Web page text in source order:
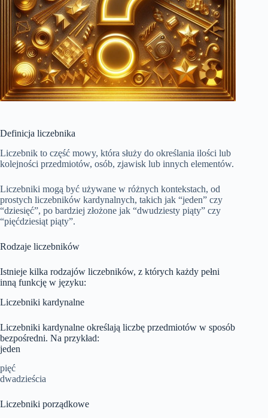
Definicja liczebnika
Liczebnik to część mowy, która służy do określania ilości lub
kolejności przedmiotów, osób, zjawisk lub innych elementów.
Liczebniki mogą być używane w różnych kontekstach, od
prostych liczebników kardynalnych, takich jak “jeden” czy
“dziesięć”, po bardziej złożone jak “dwudziesty piąty” czy
“pięćdziesiąt piąty”.
Rodzaje liczebników
Istnieje kilka rodzajów liczebników, z których każdy pełni
inną funkcję w języku:
Liczebniki kardynalne
Liczebniki kardynalne określają liczbę przedmiotów w sposób
bezpośredni. Na przykład:
jeden
pięć
dwadzieścia
Liczebniki porządkowe